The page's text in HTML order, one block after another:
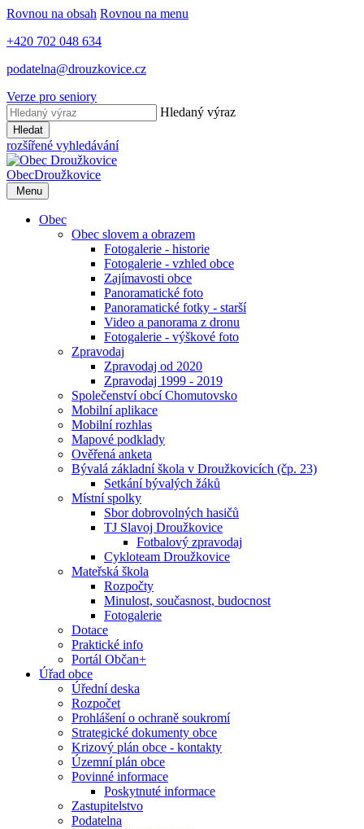
Rovnou na obsah Rovnou na menu
+420 702 048 634
podatelna@drouzkovice.cz
Verze pro seniory
Hledaný výraz
Hledat
rozšířené vyhledávání
ObecDroužkovice
Menu
Obec
Obec slovem a obrazem
Fotogalerie - historie
Fotogalerie - vzhled obce
Zajímavosti obce
Panoramatické foto
Panoramatické fotky - starší
Video a panorama z dronu
Fotogalerie - výškové foto
Zpravodaj
Zpravodaj od 2020
Zpravodaj 1999 - 2019
Společenství obcí Chomutovsko
Mobilní aplikace
Mobilní rozhlas
Mapové podklady
Ověřená anketa
Bývalá základní škola v Droužkovicích (čp. 23)
Setkání bývalých žáků
Místní spolky
Sbor dobrovolných hasičů
TJ Slavoj Droužkovice
Fotbalový zpravodaj
Cykloteam Droužkovice
Mateřská škola
Rozpočty
Minulost, současnost, budocnost
Fotogalerie
Dotace
Praktické info
Portál Občan+
Úřad obce
Úřední deska
Rozpočet
Prohlášení o ochraně soukromí
Strategické dokumenty obce
Krizový plán obce - kontakty
Územní plán obce
Povinné informace
Poskytnuté informace
Zastupitelstvo
Podatelna